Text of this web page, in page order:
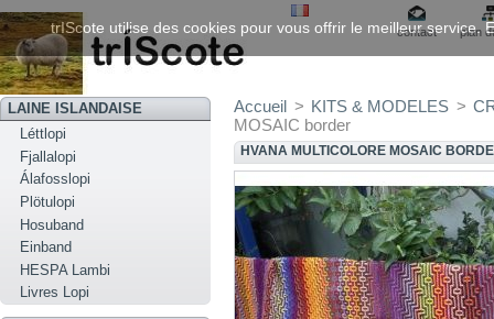
contact plan
LAINE ISLANDAISE
Léttlopi
Fjallalopi
Álafosslopi
Plötulopi
Hosuband
Einband
HESPA Lambi
Livres Lopi
Accueil > KITS & MODELES >
MOSAIC border
HVANA MULTICOLORE MOSAIC
trIScote utilise des cookies pour vous offrir le meilleur